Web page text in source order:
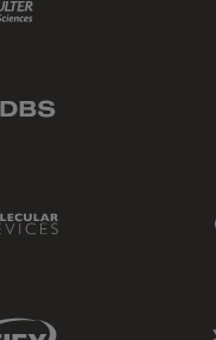
Molecular Devices Link
Sciex Link